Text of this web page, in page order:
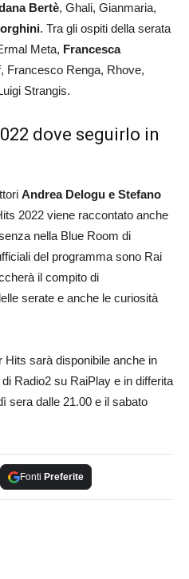
Bertè, Ghali, Gianmaria,
. Tra gli ospiti della serata
Meta, Francesca
Francesco Renga, Rhove,
Strangis.
dove seguirlo in
Andrea Delogu e Stefano
2022 viene raccontato anche
nella Blue Room di
del programma sono Rai
il compito di
serate e anche le curiosità
sarà disponibile anche in
Radio2 su RaiPlay e in differita
sera dalle 21.00 e il sabato
Fonti Preferite